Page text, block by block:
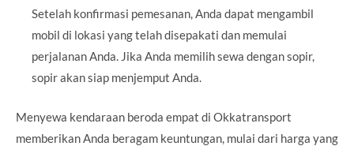
Setelah konfirmasi pemesanan, Anda dapat mengambil
mobil di lokasi yang telah disepakati dan memulai
perjalanan Anda. Jika Anda memilih sewa dengan sopir,
sopir akan siap menjemput Anda.
Menyewa kendaraan beroda empat di Okkatransport
memberikan Anda beragam keuntungan, mulai dari harga yang